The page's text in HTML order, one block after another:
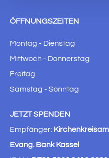
ÖFFNUNGSZEITEN
Montag - Dienstag
Mittwoch - Donnerstag
Freitag
Samstag - Sonntag
JETZT SPENDEN
Empfänger:
Evang. Bank Kassel